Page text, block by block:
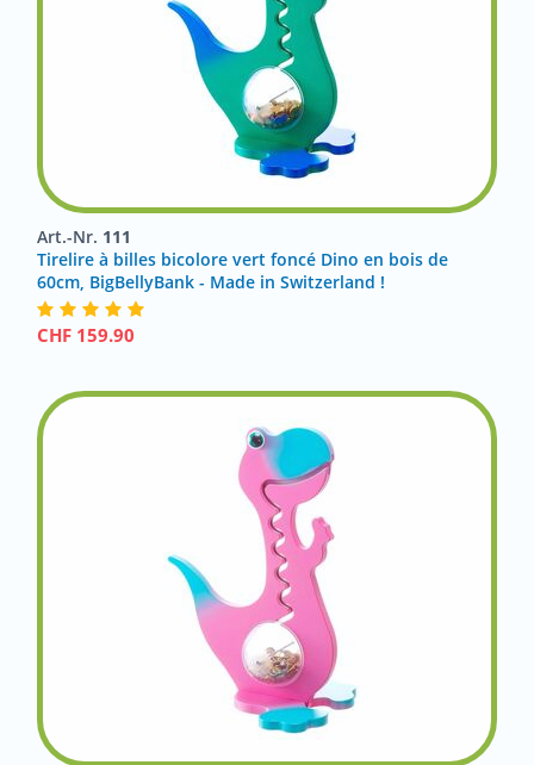
Art.-Nr. 111
Tirelire à billes bicolore vert foncé Dino en bois de
60cm, BigBellyBank - Made in Switzerland !
CHF 159.90